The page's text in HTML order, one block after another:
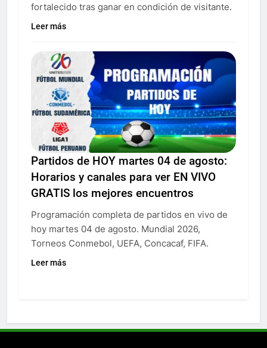
fortalecido tras ganar en condición de visitante.
Leer más
Partidos de HOY martes 04 de agosto:
Horarios y canales para ver EN VIVO
GRATIS los mejores encuentros
Programación completa de partidos en vivo de
hoy martes 04 de agosto. Mundial 2026,
Torneos Conmebol, UEFA, Concacaf, FIFA.
Leer más